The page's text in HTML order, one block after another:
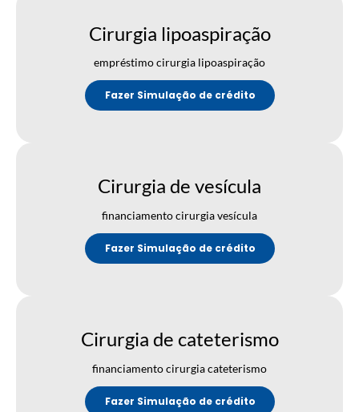
Cirurgia lipoaspiração
empréstimo cirurgia lipoaspiração
Fazer Simulação de crédito
Cirurgia de vesícula
financiamento cirurgia vesícula
Fazer Simulação de crédito
Cirurgia de cateterismo
financiamento cirurgia cateterismo
Fazer Simulação de crédito